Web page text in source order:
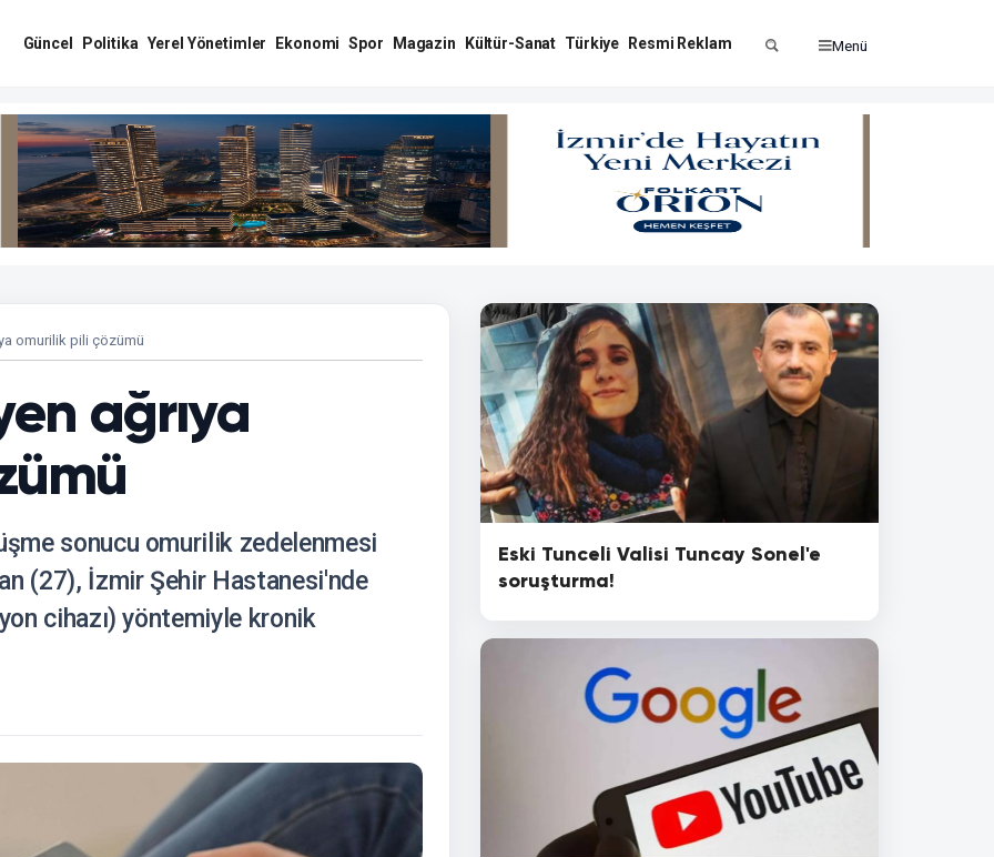
Güncel Politika Yerel Yönetimler Ekonomi Spor Magazin Kültür-Sanat Türkiye Resmi Reklam Menü
omurilik pili çözümü
ağrıya
sonucu omurilik zedelenmesi
(27), İzmir Şehir Hastanesi'nde
cihazı) yöntemiyle kronik
Eski Tunceli Valisi Tuncay Sonel'e
soruşturma!